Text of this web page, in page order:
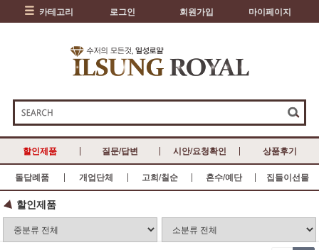
카테고리 로그인 회원가입 마이페이지
할인제품 질문/답변 시안/요청확인 상품후기
돌답례품 개업단체 고희/칠순 혼수/예단 집들이선물
할인제품